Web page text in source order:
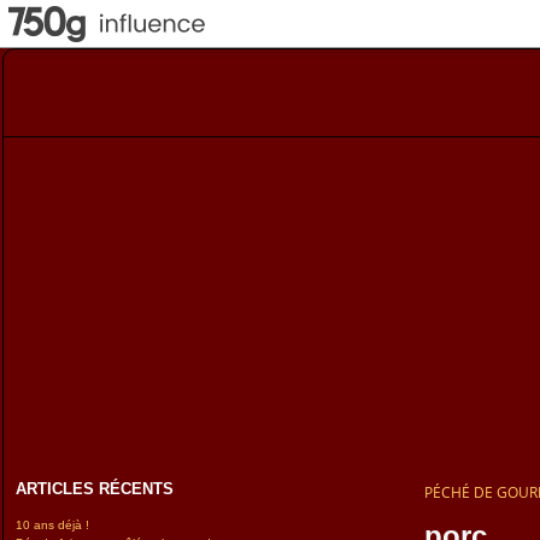
ARTICLES RÉCENTS
10 ans déjà !
PÉCHÉ DE